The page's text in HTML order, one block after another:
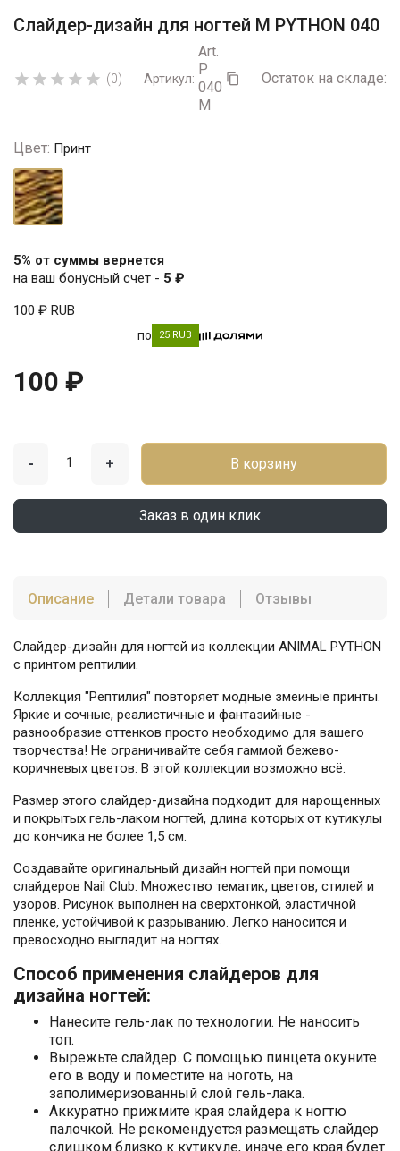
Слайдер-дизайн для ногтей М PYTHON 040
     (0) Артикул:
Art.
P
040
M
 Остаток на складе:
Цвет: Принт
Принт
5% от суммы вернется
на ваш бонусный счет - 5 ₽
100 ₽ RUB
по 25 RUB
100 ₽
- + В корзину
Заказ в один клик
Описание Детали товара Отзывы
Слайдер-дизайн для ногтей из коллекции ANIMAL PYTHON
с принтом рептилии.
Коллекция "Рептилия" повторяет модные змеиные принты.
Яркие и сочные, реалистичные и фантазийные -
разнообразие оттенков просто необходимо для вашего
творчества! Не ограничивайте себя гаммой бежево-
коричневых цветов. В этой коллекции возможно всё.
Размер этого слайдер-дизайна подходит для нарощенных
и покрытых гель-лаком ногтей, длина которых от кутикулы
до кончика не более 1,5 см.
Создавайте оригинальный дизайн ногтей при помощи
слайдеров Nail Club. Множество тематик, цветов, стилей и
узоров. Рисунок выполнен на сверхтонкой, эластичной
пленке, устойчивой к разрыванию. Легко наносится и
превосходно выглядит на ногтях.
Способ применения слайдеров для
дизайна ногтей:
Нанесите гель-лак по технологии. Не наносить
топ.
Вырежьте слайдер. С помощью пинцета окуните
его в воду и поместите на ноготь, на
заполимеризованный слой гель-лака.
Аккуратно прижмите края слайдера к ногтю
палочкой. Не рекомендуется размещать слайдер
слишком близко к кутикуле, иначе его края будет